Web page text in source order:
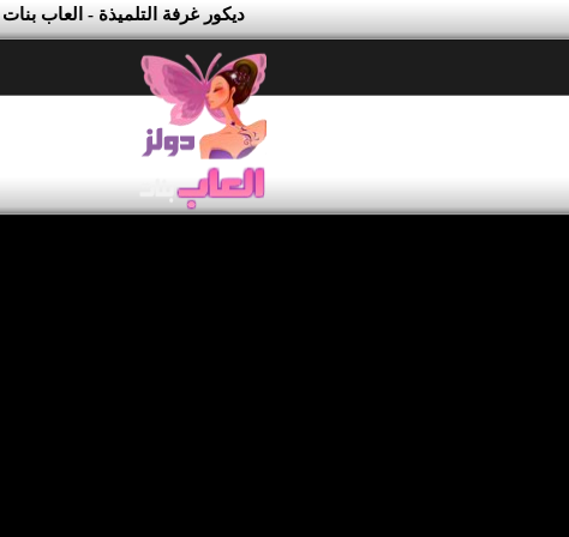
ديكور غرفة التلميذة - العاب